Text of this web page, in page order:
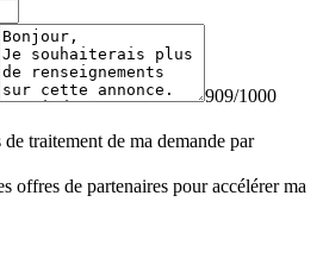
909/1000
traitement de ma demande par
offres de partenaires pour accélérer ma